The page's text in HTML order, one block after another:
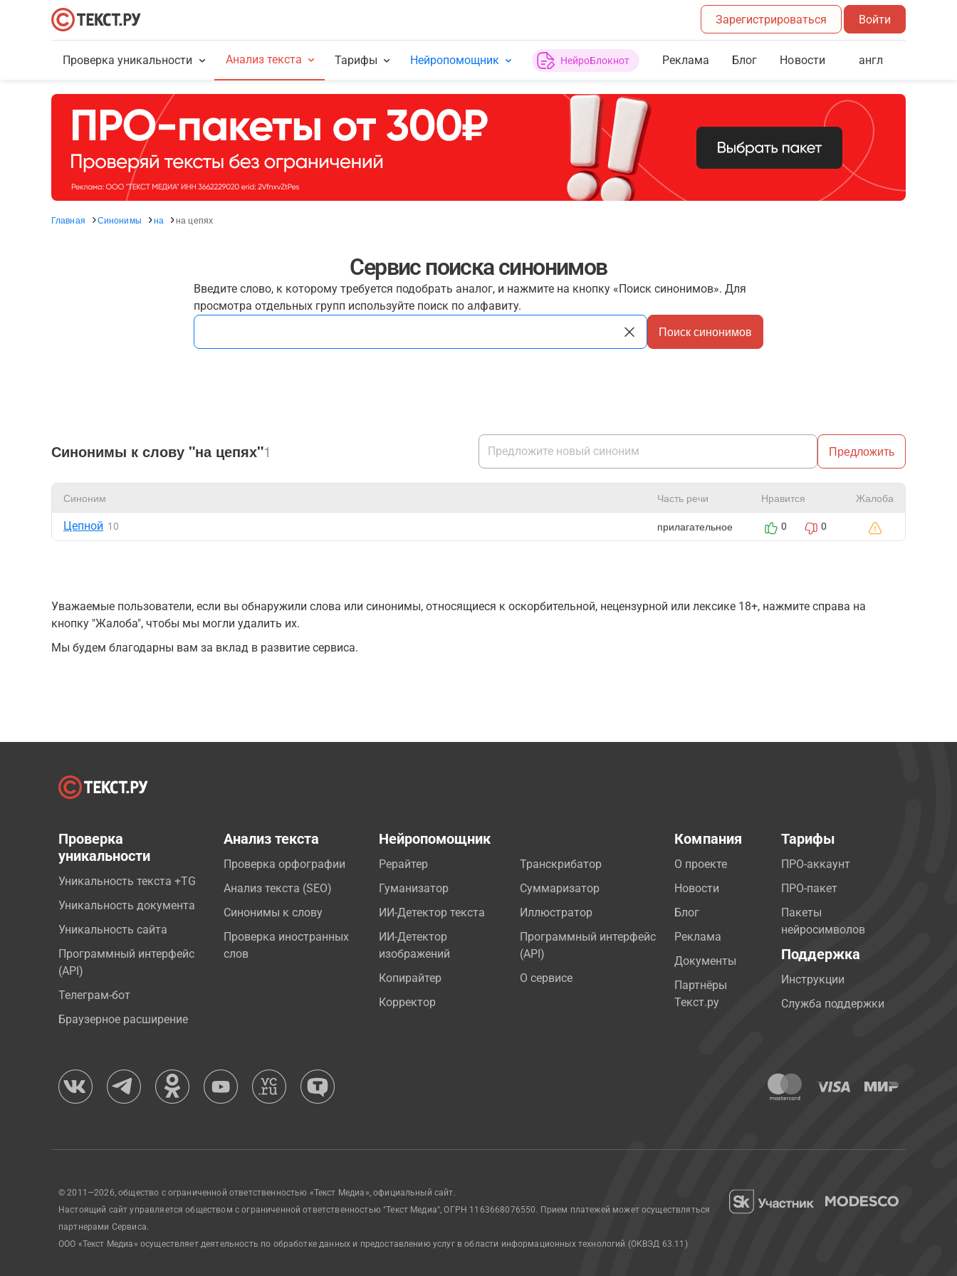
Зарегистрироваться Войти
Проверка уникальности Анализ текста Тарифы Нейропомощник НейроБлокнот Реклама Блог Новости англ
Главная Синонимы на на цепях
Сервис поиска синонимов
Введите слово, к которому требуется подобрать аналог, и нажмите на кнопку «Поиск синонимов». Для
просмотра отдельных групп используйте поиск по алфавиту.
Поиск синонимов
Синонимы к слову "на цепях"1 Предложить
Синоним Часть речи Нравится Жалоба
Цепной 10 прилагательное 0 0
Уважаемые пользователи, если вы обнаружили слова или синонимы, относящиеся к оскорбительной, нецензурной или лексике 18+, нажмите справа на
кнопку "Жалоба", чтобы мы могли удалить их.
Мы будем благодарны вам за вклад в развитие сервиса.
Проверка
уникальности
Уникальность текста +TG
Уникальность документа
Уникальность сайта
Программный интерфейс
(API)
Телеграм-бот
Браузерное расширение
Анализ текста
Проверка орфографии
Анализ текста (SEO)
Синонимы к слову
Проверка иностранных
слов
Нейропомощник
Рерайтер
Гуманизатор
ИИ-Детектор текста
ИИ-Детектор
изображений
Копирайтер
Корректор
Транскрибатор
Суммаризатор
Иллюстратор
Программный интерфейс
(API)
О сервисе
Компания
О проекте
Новости
Блог
Реклама
Документы
Партнёры
Текст.ру
Тарифы
ПРО-аккаунт
ПРО-пакет
Пакеты
нейросимволов
Поддержка
Инструкции
Служба поддержки
© 2011—2026, общество с ограниченной ответственностью «Текст Медиа», официальный сайт.
Настоящий сайт управляется обществом с ограниченной ответственностью "Текст Медиа", ОГРН 1163668076550. Прием платежей может осуществляться
партнерами Сервиса.
ООО «Текст Медиа» осуществляет деятельность по обработке данных и предоставлению услуг в области информационных технологий (ОКВЭД 63.11)